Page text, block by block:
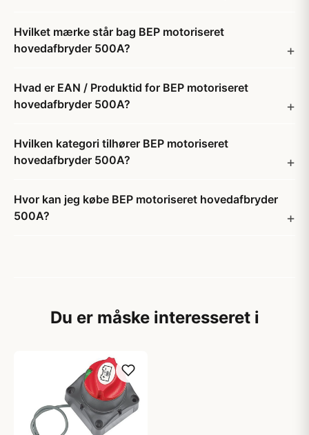
Hvilket mærke står bag BEP motoriseret
hovedafbryder 500A?
Hvad er EAN / Produktid for BEP motoriseret
hovedafbryder 500A?
Hvilken kategori tilhører BEP motoriseret
hovedafbryder 500A?
Hvor kan jeg købe BEP motoriseret hovedafbryder
500A?
Du er måske interesseret i